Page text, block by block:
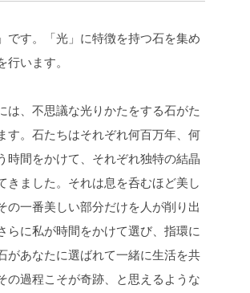
です。「光」に特徴を持つ石を集め
います。
は、不思議な光りかたをする石がた
す。石たちはそれぞれ何百万年、何
時間をかけて、それぞれ独特の結晶
きました。それは息を呑むほど美し
の一番美しい部分だけを人が削り出
らに私が時間をかけて選び、指環に
があなたに選ばれて一緒に生活を共
の過程こそが奇跡、と思えるような